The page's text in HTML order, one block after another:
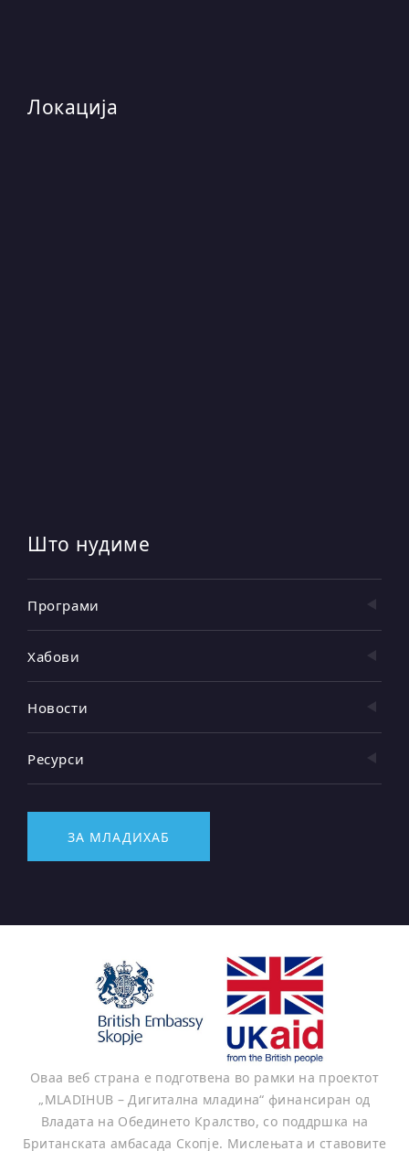
Локација
Што нудиме
Програми
Хабови
Новости
Ресурси
ЗА МЛАДИХАБ
Оваа веб страна е подготвена во рамки на проектот
„MLADIHUB – Дигитална младина“ финансиран од
Владата на Обединето Кралство, со поддршка на
Британската амбасада Скопје. Мислењата и ставовите